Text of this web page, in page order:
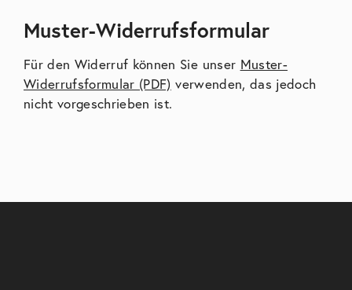
Muster-Widerrufsformular
Für den Widerruf können Sie unser Muster-
Widerrufsformular (PDF) verwenden, das jedoch
nicht vorgeschrieben ist.